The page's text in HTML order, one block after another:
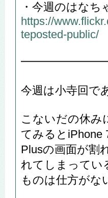
・今週のはなち
https://
teposted-public/
今週は小寺回で
こないだの休み
てみるとiPhone
Plusの画面が割
れてしまってい
ものは仕方がな